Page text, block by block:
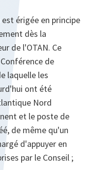
érigée en principe
dès la
de l'OTAN. Ce
de
laquelle les
ont été
Nord
et le poste de
de même qu'un
d'appuyer en
par le Conseil ;